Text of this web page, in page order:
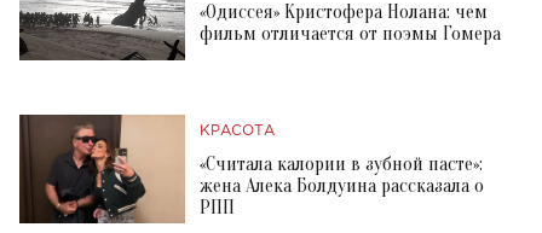
«Одиссея» Кристофера Нолана: чем
фильм отличается от поэмы Гомера
КРАСОТА
«Считала калории в зубной пасте»:
жена Алека Болдуина рассказала о
РПП